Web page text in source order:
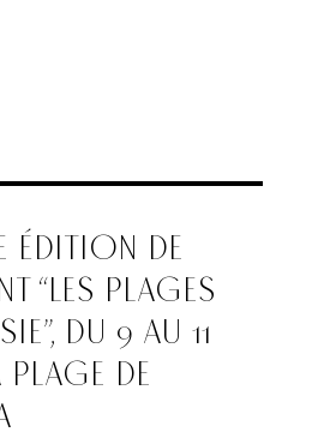
ÉDITION DE
“LES PLAGES
DU 9 AU 11
DE